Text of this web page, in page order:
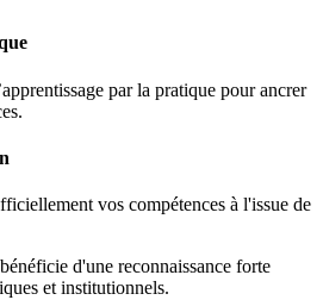
par la pratique pour ancrer
vos compétences à l'issue de
d'une reconnaissance forte
et institutionnels.